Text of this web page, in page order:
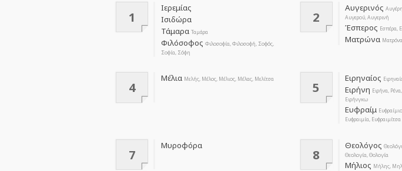
1
Ιερεμίας
Ισιδώρα
Τάμαρα Ταμάρα
Φιλόσοφος Φιλοσοφία, Φιλοσοφή, Σοφός,
Σοφία, Σόφη
2
Αυγερινός
Αυγερού, Αυγερινή
Έσπερος Εσπέρα,
Ματρώνα Ματρόνα
4
Μέλια Μελής, Μέλος, Μέλιος, Μέλας, Μελίτσα
5
Ειρηναίος
Ειρήνη Ειρήνα,
Ειρήνγκω
Ευφραίμ
Ευφραιμία, Ευφραιμίτσα
7
Μυροφόρα
8
Θεολόγος
Θεολογία, Θολογία
Μήλιος Μήλης,